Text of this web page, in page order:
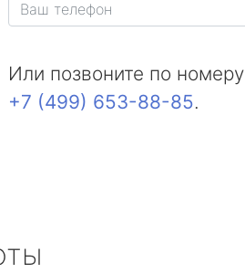
Или позвоните по номеру
+7 (499) 653-88-85.